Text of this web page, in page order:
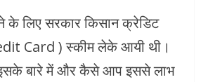
के लिए सरकार किसान क्रेडिट
Card ) स्कीम लेके आयी थी।
बारे में और कैसे आप इससे लाभ